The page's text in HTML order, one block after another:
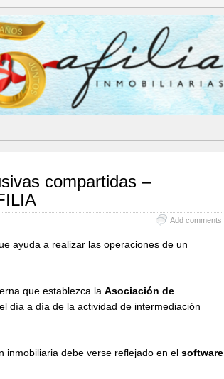
DE CANTABRIA
compartidas –
Add comments
ayuda a realizar las operaciones de un
que establezca la Asociación de
día a día de la actividad de intermediación
inmobiliaria debe verse reflejado en el software